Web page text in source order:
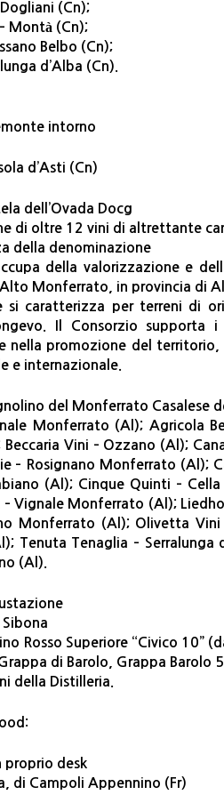
(Cn);
Montà (Cn);
Belbo (Cn);
d’Alba (Cn).
intorno
d’Asti (Cn)
dell’Ovada Docg
di oltre 12 vini di altrettante
della denominazione
della valorizzazione e
Monferrato, in provincia di
si caratterizza per terreni di
Il Consorzio supporta
nella promozione del territorio,
e internazionale.
del Monferrato Casalese
Monferrato (Al); Agricola
Vini – Ozzano (Al);
– Rosignano Monferrato (Al);
(Al); Cinque Quinti –
– Vignale Monferrato (Al);
Monferrato (Al); Olivetta
Tenuta Tenaglia – Serralunga
(Al).
Rosso Superiore “Civico 10”
di Barolo, Grappa Barolo
della Distilleria.
proprio desk
di Campoli Appennino (Fr)